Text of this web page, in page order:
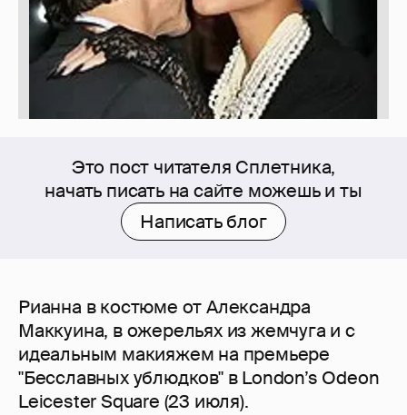
Это пост читателя Сплетника,
начать писать на сайте можешь и ты
Написать блог
Рианна в костюме от Александра
Маккуина, в ожерельях из жемчуга и с
идеальным макияжем на премьере
"Бесславных ублюдков" в London’s Odeon
Leicester Square (23 июля).